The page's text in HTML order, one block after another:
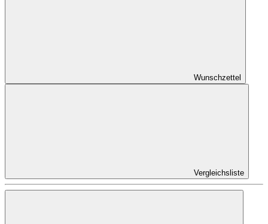
Wunschzettel
Vergleichsliste